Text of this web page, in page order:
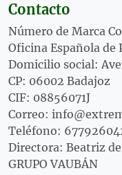
Contacto
Número de Marca
Oficina Española de
Domicilio social:
CP: 06002 Badajoz
CIF: 08856071J
Correo:
Teléfono:
Directora: Beatriz
GRUPO VAUBÁN